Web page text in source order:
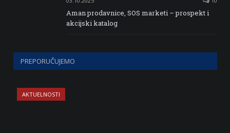
Aman prodavnice, SOS marketi – prospekt i
akcijski katalog
PREPORUČUJEMO
AKTUELNOSTI